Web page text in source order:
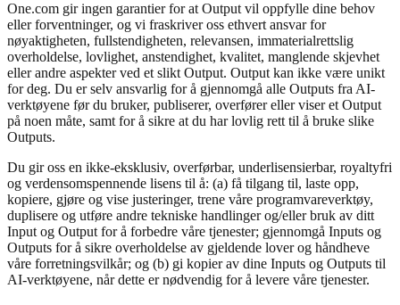
One.com gir ingen garantier for at Output vil oppfylle dine behov
eller forventninger, og vi fraskriver oss ethvert ansvar for
nøyaktigheten, fullstendigheten, relevansen, immaterialrettslig
overholdelse, lovlighet, anstendighet, kvalitet, manglende skjevhet
eller andre aspekter ved et slikt Output. Output kan ikke være unikt
for deg. Du er selv ansvarlig for å gjennomgå alle Outputs fra AI-
verktøyene før du bruker, publiserer, overfører eller viser et Output
på noen måte, samt for å sikre at du har lovlig rett til å bruke slike
Outputs.
Du gir oss en ikke-eksklusiv, overførbar, underlisensierbar, royaltyfri
og verdensomspennende lisens til å: (a) få tilgang til, laste opp,
kopiere, gjøre og vise justeringer, trene våre programvareverktøy,
duplisere og utføre andre tekniske handlinger og/eller bruk av ditt
Input og Output for å forbedre våre tjenester; gjennomgå Inputs og
Outputs for å sikre overholdelse av gjeldende lover og håndheve
våre forretningsvilkår; og (b) gi kopier av dine Inputs og Outputs til
AI-verktøyene, når dette er nødvendig for å levere våre tjenester.